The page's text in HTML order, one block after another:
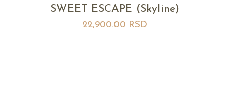
SWEET ESCAPE (Skyline)
22,900.00 RSD